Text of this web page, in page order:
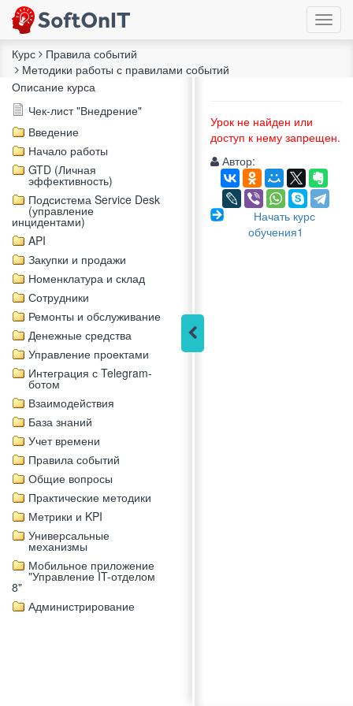
Курс
Правила событий
Методики работы с правилами событий
Описание курса
Чек-лист "Внедрение"
Введение
Начало работы
GTD (Личная
эффективность)
Подсистема Service Desk
(управление
инцидентами)
API
Закупки и продажи
Номенклатура и склад
Сотрудники
Ремонты и обслуживание
Денежные средства
Управление проектами
Интеграция с Telegram-
ботом
Взаимодействия
База знаний
Учет времени
Правила событий
Общие вопросы
Практические методики
Метрики и KPI
Универсальные
механизмы
Мобильное приложение
"Управление IT-отделом
8"
Администрирование
Урок не найден или
доступ к нему запрещен.
Автор:
Начать курс
обучения1